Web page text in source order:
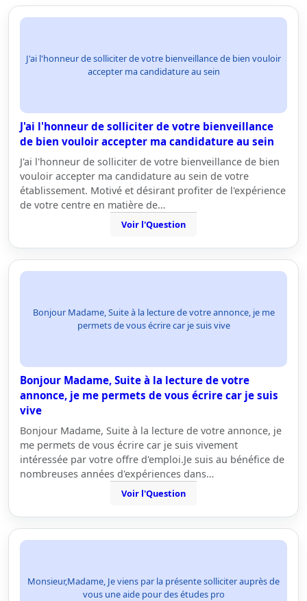
J'ai l'honneur de solliciter de votre bienveillance de bien vouloir
accepter ma candidature au sein
J'ai l'honneur de solliciter de votre bienveillance
de bien vouloir accepter ma candidature au sein
J'ai l'honneur de solliciter de votre bienveillance de bien
vouloir accepter ma candidature au sein de votre
établissement. Motivé et désirant profiter de l'expérience
de votre centre en matière de…
Voir l'Question
Bonjour Madame, Suite à la lecture de votre annonce, je me
permets de vous écrire car je suis vive
Bonjour Madame, Suite à la lecture de votre
annonce, je me permets de vous écrire car je suis
vive
Bonjour Madame, Suite à la lecture de votre annonce, je
me permets de vous écrire car je suis vivement
intéressée par votre offre d'emploi.Je suis au bénéfice de
nombreuses années d'expériences dans…
Voir l'Question
Monsieur,Madame, Je viens par la présente solliciter auprès de
vous une aide pour des études pro